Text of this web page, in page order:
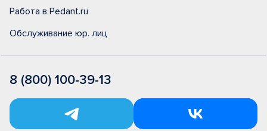
Работа в Pedant.ru
Обслуживание юр. лиц
8 (800) 100-39-13